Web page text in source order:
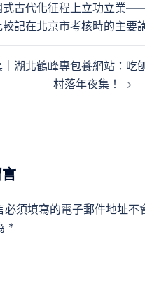
式古代化征程上立功立業
記在北京市考核時的主要
湖北鶴峰專包養網站：吃
村落年夜集！
必須填寫的電子郵件地址不
*